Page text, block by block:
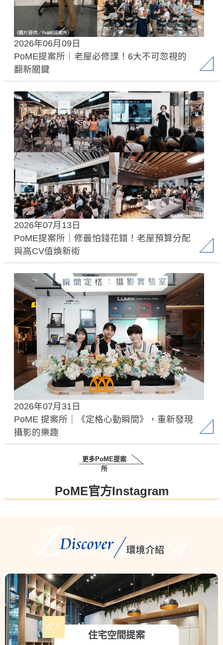
2026年06月09日
PoME提案所｜老屋必修課！6大不可忽視的
翻新關鍵
2026年07月13日
PoME提案所｜修最怕錢花錯！老屋預算分配
與高CV值煥新術
2026年07月31日
PoME 提案所｜《定格心動瞬間》，重新發現
攝影的樂趣
更多PoME提案
所
PoME官方Instagram
住宅空間提案